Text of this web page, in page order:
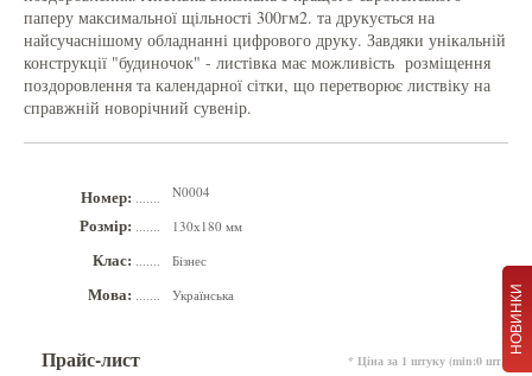
НОВИНКИ
паперу максимальної щільності 300гм2. та друкується на
найсучаснішому обладнанні цифрового друку. Завдяки унікальній
конструкції "будиночок" - листівка має можливість розміщення
поздоровлення та календарної сітки, що перетворює листвіку на
справжній новорічний сувенір.
Номер: N0004
Розмір: 130х180 мм
Клас: Бізнес
Мова: Українська
Прайс-лист
* Ціна за 1 штуку (min:0 шт.)